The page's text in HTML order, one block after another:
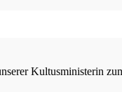
Kultusministerin